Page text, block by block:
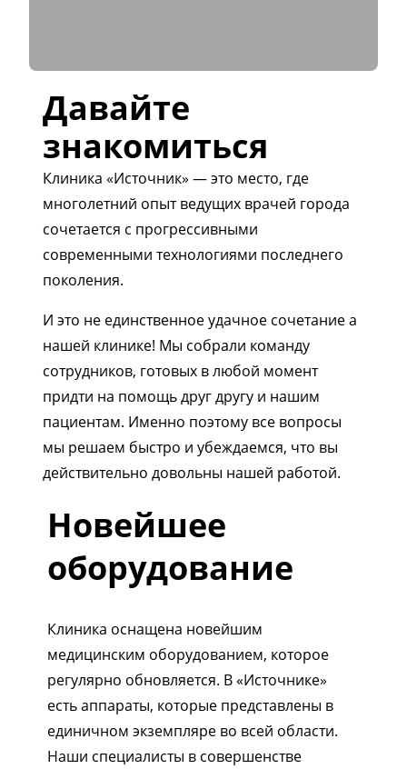
Давайте
знакомиться
Клиника «Источник» — это место, где
многолетний опыт ведущих врачей города
сочетается с прогрессивными
современными технологиями последнего
поколения.
И это не единственное удачное сочетание а
нашей клинике! Мы собрали команду
сотрудников, готовых в любой момент
придти на помощь друг другу и нашим
пациентам. Именно поэтому все вопросы
мы решаем быстро и убеждаемся, что вы
действительно довольны нашей работой.
Новейшее
оборудование
Клиника оснащена новейшим
медицинским оборудованием, которое
регулярно обновляется. В «Источнике»
есть аппараты, которые представлены в
единичном экземпляре во всей области.
Наши специалисты в совершенстве